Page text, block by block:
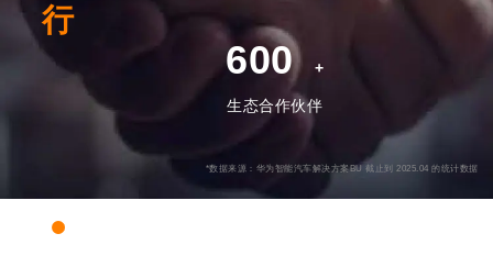
行
600 +
生态合作伙伴
*数据来源：华为智能汽车解决方案BU 截止到 2025.04 的统计数据